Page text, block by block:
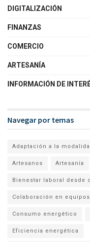
DIGITALIZACIÓN
FINANZAS
COMERCIO
ARTESANÍA
INFORMACIÓN DE
Navegar por temas
Adaptación a la
Artesanos Artesanía
Bienestar laboral desde
Colaboración en
Consumo energético
Eficiencia energética